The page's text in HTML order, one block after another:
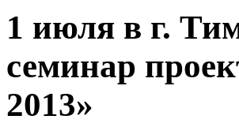
1 июля в г.
семинар
2013»